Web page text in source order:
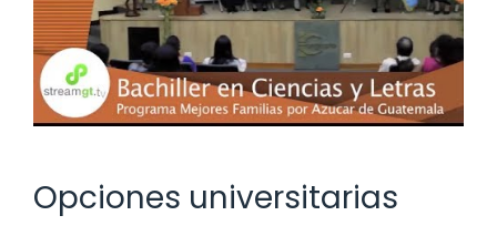
Opciones universitarias